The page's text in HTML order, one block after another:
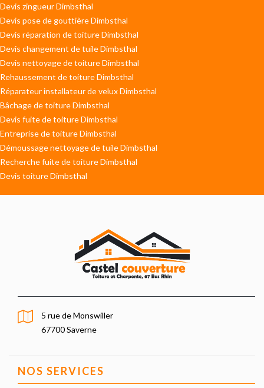
Devis zingueur Dimbsthal
Devis pose de gouttière Dimbsthal
Devis réparation de toiture Dimbsthal
Devis changement de tuile Dimbsthal
Devis nettoyage de toiture Dimbsthal
Rehaussement de toiture Dimbsthal
Réparateur installateur de velux Dimbsthal
Bâchage de toiture Dimbsthal
Devis fuite de toiture Dimbsthal
Entreprise de toiture Dimbsthal
Démoussage nettoyage de tuile Dimbsthal
Recherche fuite de toiture Dimbsthal
Devis toiture Dimbsthal
5 rue de Monswiller
67700 Saverne
NOS SERVICES